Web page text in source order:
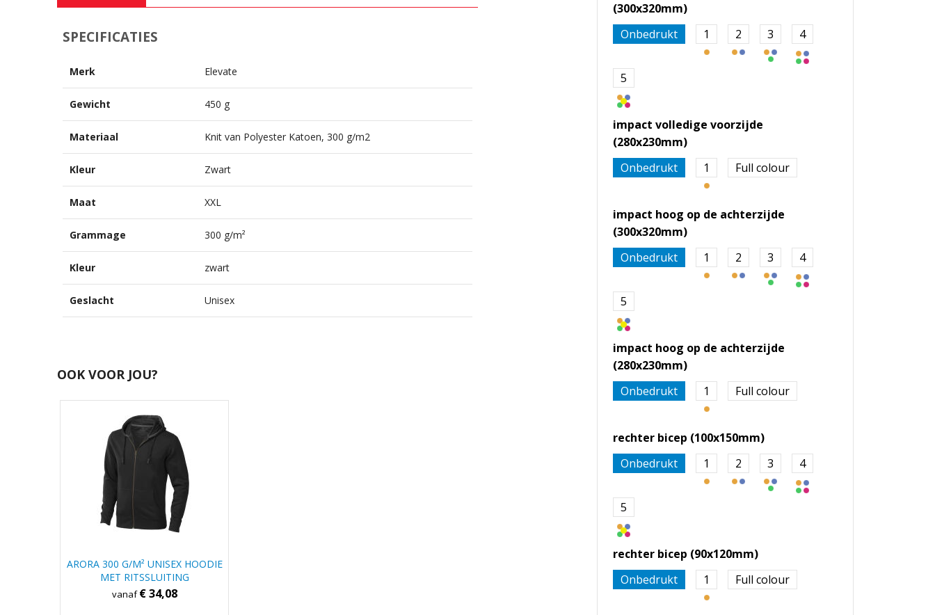
(300x320mm)
Onbedrukt
1 2 3 4
5
impact volledige voorzijde
(280x230mm)
Onbedrukt
1 Full colour
impact hoog op de achterzijde
(300x320mm)
Onbedrukt
1 2 3 4
5
impact hoog op de achterzijde
(280x230mm)
Onbedrukt
1 Full colour
rechter bicep (100x150mm)
Onbedrukt
1 2 3 4
5
rechter bicep (90x120mm)
Onbedrukt
1 Full colour
SPECIFICATIES
Merk Elevate
Gewicht 450 g
Materiaal Knit van Polyester Katoen, 300 g/m2
Kleur Zwart
Maat XXL
Grammage 300 g/m²
Kleur zwart
Geslacht Unisex
OOK VOOR JOU?
ARORA 300 G/M² UNISEX HOODIE
MET RITSSLUITING
vanaf€ 34,08